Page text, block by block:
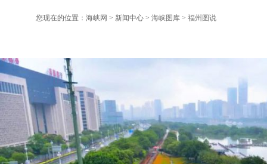
您现在的位置： 海峡网 > 新闻中心 > 海峡图库 > 福州图说